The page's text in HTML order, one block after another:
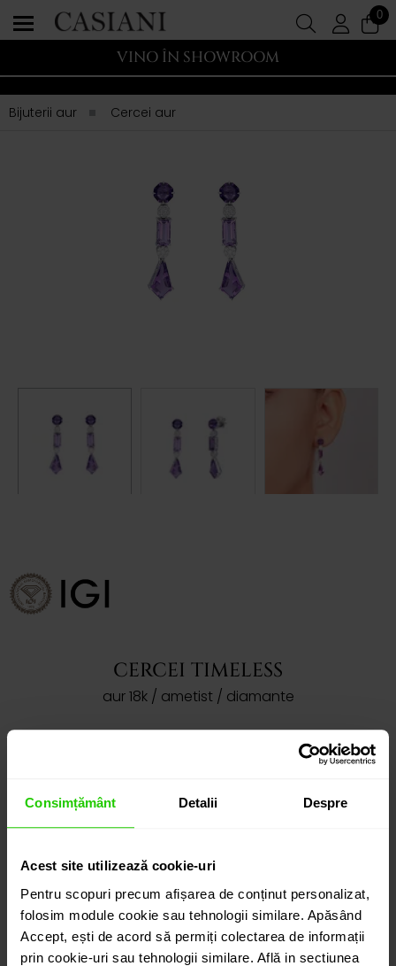
Consimțământ Detalii Despre
Acest site utilizează cookie-uri
Pentru scopuri precum afișarea de conținut personalizat,
folosim module cookie sau tehnologii similare. Apăsând
Accept, ești de acord să permiți colectarea de informații
prin cookie-uri sau tehnologii similare. Află in sectiunea
0
VINO ÎN SHOWROOM
Bijuterii aur Cercei aur
CERCEI TIMELESS
aur 18k / ametist / diamante
ACEST PRODUS A FOST VÂNDUT!
CONTACTEAZĂ-NE
DETALII
CERCEI TIMELESS